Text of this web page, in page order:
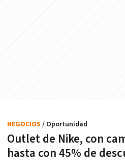
Outlet de Nike, con
hasta con 45% de
NEGOCIOS / Oportunidad